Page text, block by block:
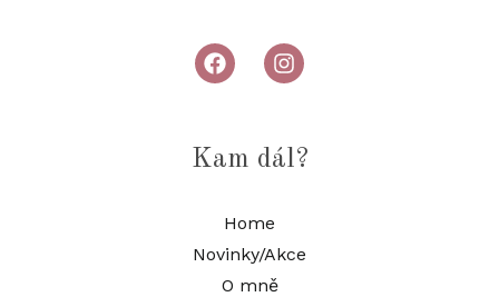
Kam dál?
Home
Novinky/Akce
O mně